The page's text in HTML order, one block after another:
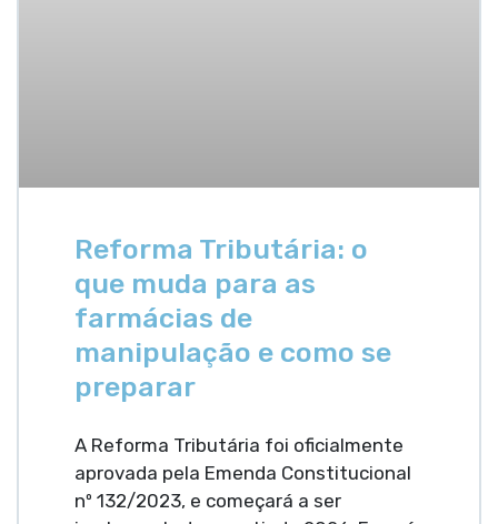
Reforma Tributária: o
que muda para as
farmácias de
manipulação e como se
preparar
A Reforma Tributária foi oficialmente
aprovada pela Emenda Constitucional
nº 132/2023, e começará a ser